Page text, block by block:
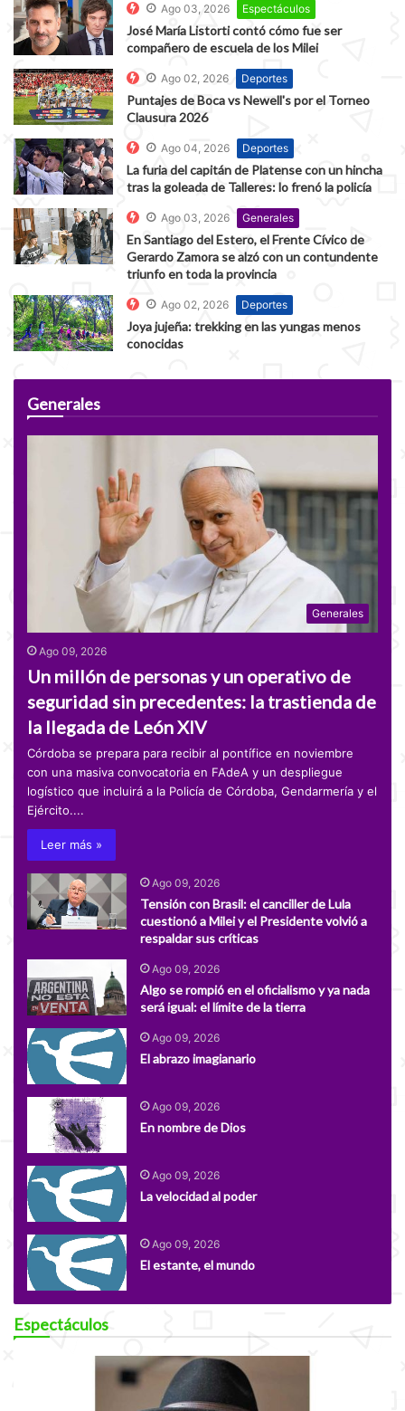
Ago 03, 2026 Espectáculos
José María Listorti contó cómo fue ser
compañero de escuela de los Milei
Ago 02, 2026 Deportes
Puntajes de Boca vs Newell's por el Torneo
Clausura 2026
Ago 04, 2026 Deportes
La furia del capitán de Platense con un hincha
tras la goleada de Talleres: lo frenó la policía
Ago 03, 2026 Generales
En Santiago del Estero, el Frente Cívico de
Gerardo Zamora se alzó con un contundente
triunfo en toda la provincia
Ago 02, 2026 Deportes
Joya jujeña: trekking en las yungas menos
conocidas
Generales
Generales
Ago 09, 2026
Un millón de personas y un operativo de
seguridad sin precedentes: la trastienda de
la llegada de León XIV
Córdoba se prepara para recibir al pontífice en noviembre
con una masiva convocatoria en FAdeA y un despliegue
logístico que incluirá a la Policía de Córdoba, Gendarmería y el
Ejército....
Leer más »
Ago 09, 2026
Tensión con Brasil: el canciller de Lula
cuestionó a Milei y el Presidente volvió a
respaldar sus críticas
Ago 09, 2026
Algo se rompió en el oficialismo y ya nada
será igual: el límite de la tierra
Ago 09, 2026
El abrazo imagianario
Ago 09, 2026
En nombre de Dios
Ago 09, 2026
La velocidad al poder
Ago 09, 2026
El estante, el mundo
Espectáculos